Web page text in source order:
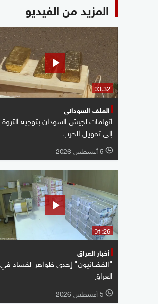
المزيد من الفيديو
03:32
الملف السوداني
اتهامات لجيش السودان بتوجيه الثروة
إلى تمويل الحرب
l 5 أغسطس 2026
01:26
أخبار العراق
"الفضائيون" إحدى ظواهر الفساد في
العراق
l 5 أغسطس 2026